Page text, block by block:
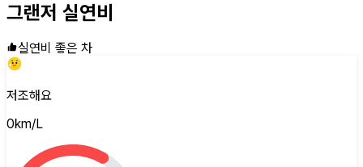
그랜저 실연비
실연비 좋은 차
저조해요
0km/L